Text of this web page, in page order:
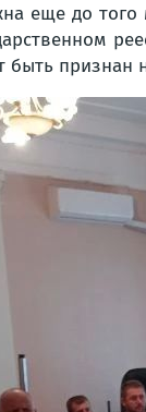
еще до
быть